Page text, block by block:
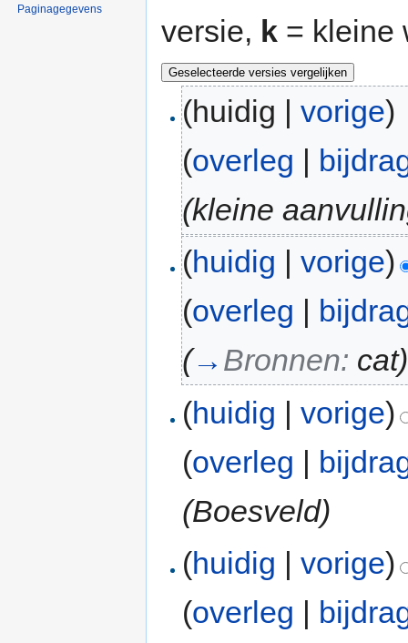
versie, k = kleine
(huidig |vorige)
(overleg |
(kleine
(huidig |vorige)
(overleg
(→ Bronnen: cat)
(huidig |vorige)
(overleg |
(Boesveld)
(huidig |vorige)
(overleg |
Paginagegevens